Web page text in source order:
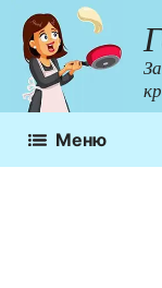
Перейти
до
контенту
Меню